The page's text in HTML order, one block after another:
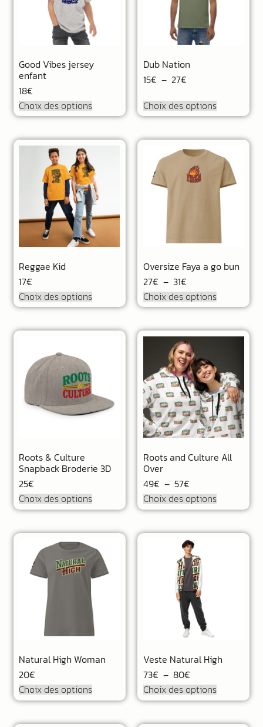
Good Vibes jersey
enfant
18€
Choix des options
Dub Nation
15€ – 27€
Choix des options
Reggae Kid
17€
Choix des options
Oversize Faya a go bun
27€ – 31€
Choix des options
Roots & Culture
Snapback Broderie 3D
25€
Choix des options
Roots and Culture All
Over
49€ – 57€
Choix des options
Natural High Woman
20€
Choix des options
Veste Natural High
73€ – 80€
Choix des options